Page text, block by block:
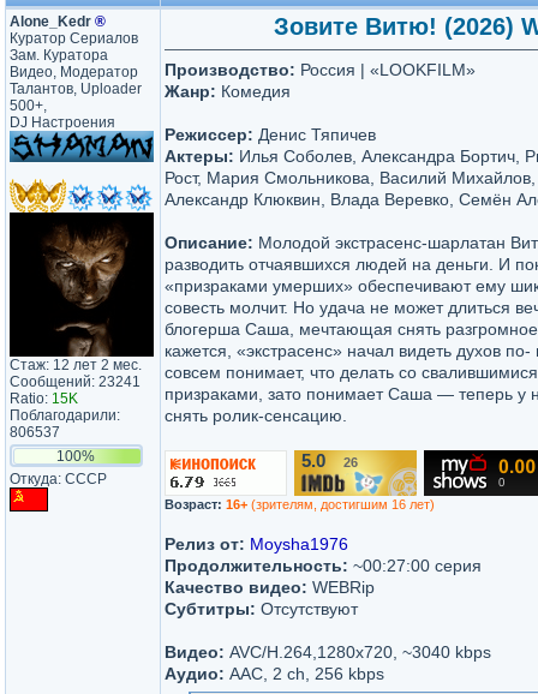
Alone_Kedr ®
Куратор Сериалов
Зам. Куратора
Видео, Модератор
Талантов, Uploader
500+,
DJ Настроения
Стаж: 12 лет 2 мес.
Сообщений: 23241
Ratio: 15K
Поблагодарили:
806537
100%
Откуда: CCCP
Зовите Витю! (2026)
Производство: Россия | «LOOKFILM»
Жанр: Комедия
Режиссер: Денис Тяпичев
Актеры: Илья Соболев, Александра Бортич,
Рост, Мария Смольникова, Василий Михайлов,
Александр Клюквин, Влада Веревко, Семён
Описание: Молодой экстрасенс-шарлатан
разводить отчаявшихся людей на деньги. И
«призраками умерших» обеспечивают ему
совесть молчит. Но удача не может длиться
блогерша Саша, мечтающая снять разгромное
кажется, «экстрасенс» начал видеть духов
совсем понимает, что делать со
призраками, зато понимает Саша — теперь у
снять ролик-сенсацию.
5.0 26
Возраст: 16+ (зрителям, достигшим 16 лет)
Релиз от: Moysha1976
Продолжительность: ~00:27:00 серия
Качество видео: WEBRip
Субтитры: Отсутствуют
Видео: AVC/H.264,1280x720, ~3040 kbps
Аудио: AAC, 2 ch, 256 kbps